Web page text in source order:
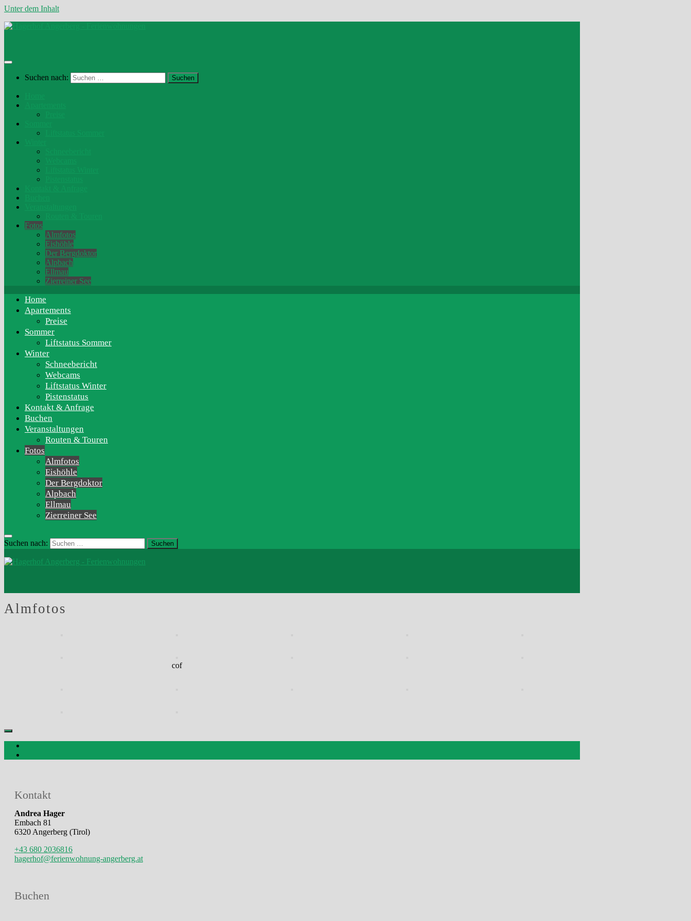
Unter dem Inhalt
Suchen nach:
Fotos
Almfotos
Eishöhle
Der Bergdoktor
Alpbach
Ellmau
Zierreiner See
Home
Apartements
Preise
Sommer
Liftstatus Sommer
Winter
Schneebericht
Webcams
Liftstatus Winter
Pistenstatus
Kontakt & Anfrage
Buchen
Veranstaltungen
Routen & Touren
Fotos
Almfotos
Eishöhle
Der Bergdoktor
Alpbach
Ellmau
Zierreiner See
Suchen nach:
Almfotos
cof
Kontakt
Andrea Hager
Embach 81
6320 Angerberg (Tirol)
+43 680 2036816
hagerhof@ferienwohnung-angerberg.at
Buchen